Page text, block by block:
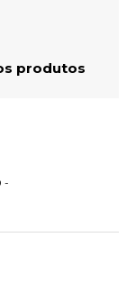
produtos
-